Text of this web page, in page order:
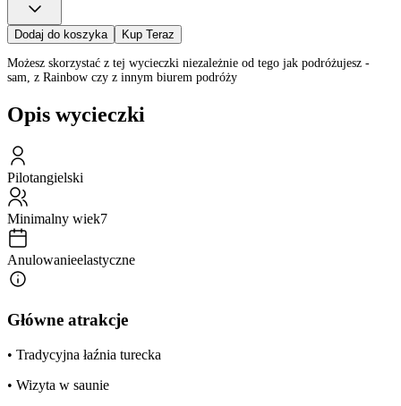
Dodaj do koszyka Kup Teraz
Możesz skorzystać z tej wycieczki niezależnie od tego jak podróżujesz -
sam, z Rainbow czy z innym biurem podróży
Opis wycieczki
Pilotangielski
Minimalny wiek7
Anulowanieelastyczne
Główne atrakcje
• Tradycyjna łaźnia turecka
• Wizyta w saunie